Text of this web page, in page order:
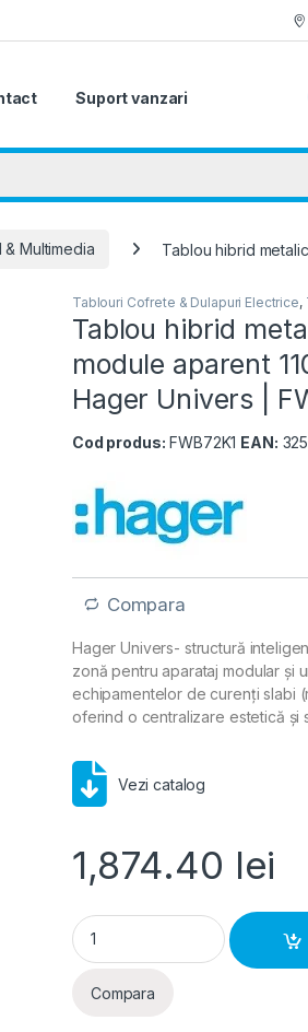
Suport vanzari
Multimedia Tablou hibrid
Tablouri Cofrete & Dulapuri Electrice,
Tablou hibrid
module aparent
Hager Univers |
Cod produs: FWB72K1 EAN:
Compara
Hager Univers- structură
zonă pentru aparataj modular și
echipamentelor de curenți slabi
oferind o centralizare estetică și
Vezi catalog
1,874.40 lei
Tablou hibrid metalic
Compara